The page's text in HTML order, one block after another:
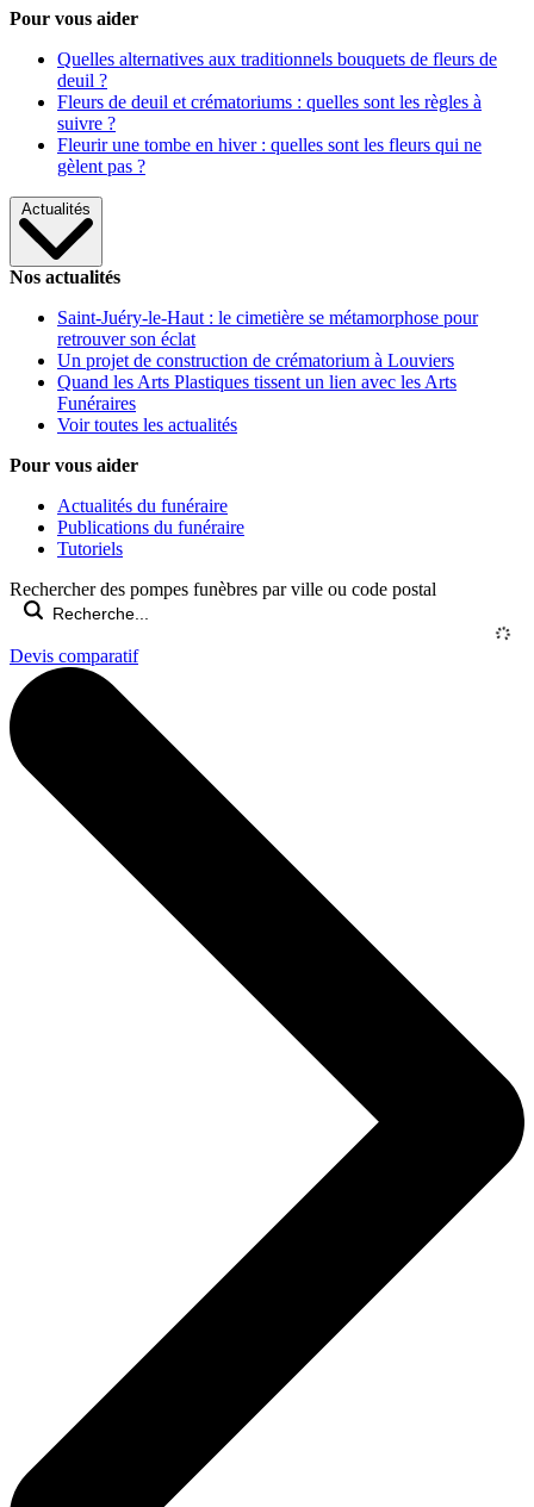
Pour vous aider
Quelles alternatives aux traditionnels bouquets de fleurs de
deuil ?
Fleurs de deuil et crématoriums : quelles sont les règles à
suivre ?
Fleurir une tombe en hiver : quelles sont les fleurs qui ne
gèlent pas ?
Actualités
Nos actualités
Saint-Juéry-le-Haut : le cimetière se métamorphose pour
retrouver son éclat
Un projet de construction de crématorium à Louviers
Quand les Arts Plastiques tissent un lien avec les Arts
Funéraires
Voir toutes les actualités
Pour vous aider
Actualités du funéraire
Publications du funéraire
Tutoriels
Rechercher des pompes funèbres par ville ou code postal
Devis comparatif